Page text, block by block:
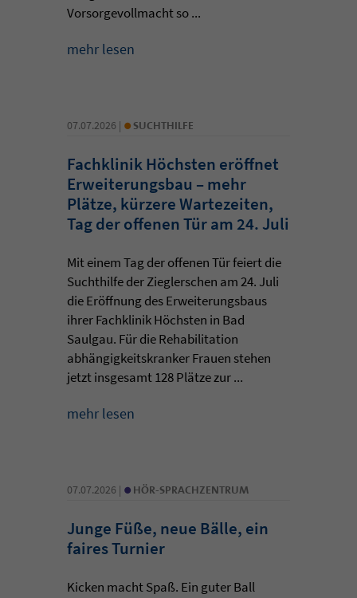
Vorsorgevollmacht so ...
mehr lesen
07.07.2026 | • SUCHTHILFE
Fachklinik Höchsten eröffnet
Erweiterungsbau – mehr
Plätze, kürzere Wartezeiten,
Tag der offenen Tür am 24. Juli
Mit einem Tag der offenen Tür feiert die
Suchthilfe der Zieglerschen am 24. Juli
die Eröffnung des Erweiterungsbaus
ihrer Fachklinik Höchsten in Bad
Saulgau. Für die Rehabilitation
abhängigkeitskranker Frauen stehen
jetzt insgesamt 128 Plätze zur ...
mehr lesen
07.07.2026 | • HÖR-SPRACHZENTRUM
Junge Füße, neue Bälle, ein
faires Turnier
Kicken macht Spaß. Ein guter Ball